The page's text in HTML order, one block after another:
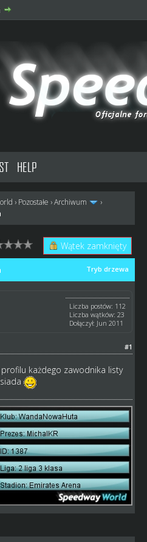
HELP
› Pozostałe ›Archiwum ›
Wątek zamknięty
Tryb drzewa
Liczba postów: 112
Liczba wątków: 23
Dołączył: Jun 2011
#1
każdego zawodnika listy